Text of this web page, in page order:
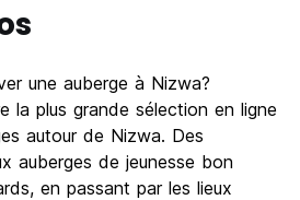
une auberge à Nizwa?
la plus grande sélection en ligne
autour de Nizwa. Des
auberges de jeunesse bon
en passant par les lieux